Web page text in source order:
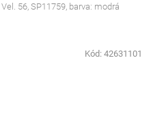
Vel. 56, SP11759, barva: modrá
Kód: 42631101